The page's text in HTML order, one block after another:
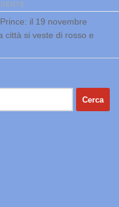
il 19 novembre
città si veste di rosso e